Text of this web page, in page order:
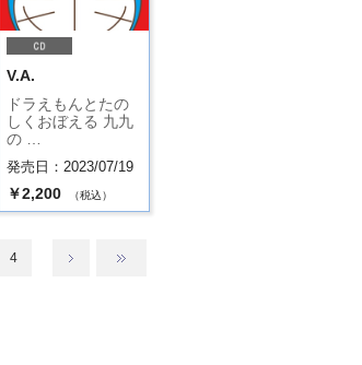
V.A.
ドラえもんとたの
しくおぼえる 九九
の …
発売日：2023/07/19
￥2,200 （税込）
4